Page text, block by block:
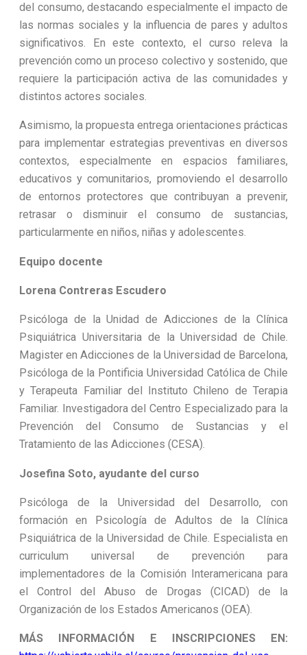
del consumo, destacando especialmente el impacto de
las normas sociales y la influencia de pares y adultos
significativos. En este contexto, el curso releva la
prevención como un proceso colectivo y sostenido, que
requiere la participación activa de las comunidades y
distintos actores sociales.
Asimismo, la propuesta entrega orientaciones prácticas
para implementar estrategias preventivas en diversos
contextos, especialmente en espacios familiares,
educativos y comunitarios, promoviendo el desarrollo
de entornos protectores que contribuyan a prevenir,
retrasar o disminuir el consumo de sustancias,
particularmente en niños, niñas y adolescentes.
Equipo docente
Lorena Contreras Escudero
Psicóloga de la Unidad de Adicciones de la Clínica
Psiquiátrica Universitaria de la Universidad de Chile.
Magister en Adicciones de la Universidad de Barcelona,
Psicóloga de la Pontificia Universidad Católica de Chile
y Terapeuta Familiar del Instituto Chileno de Terapia
Familiar. Investigadora del Centro Especializado para la
Prevención del Consumo de Sustancias y el
Tratamiento de las Adicciones (CESA).
Josefina Soto, ayudante del curso
Psicóloga de la Universidad del Desarrollo, con
formación en Psicología de Adultos de la Clínica
Psiquiátrica de la Universidad de Chile. Especialista en
curriculum universal de prevención para
implementadores de la Comisión Interamericana para
el Control del Abuso de Drogas (CICAD) de la
Organización de los Estados Americanos (OEA).
MÁS INFORMACIÓN E INSCRIPCIONES EN: